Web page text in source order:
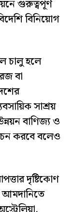
গুরুত্বপূর্ণ
বিনিয়োগ
চালু হলে
বা
সাশ্রয়
বাণিজ্য ও
করবে বলেও
দৃষ্টিকোণ
আমদানিতে